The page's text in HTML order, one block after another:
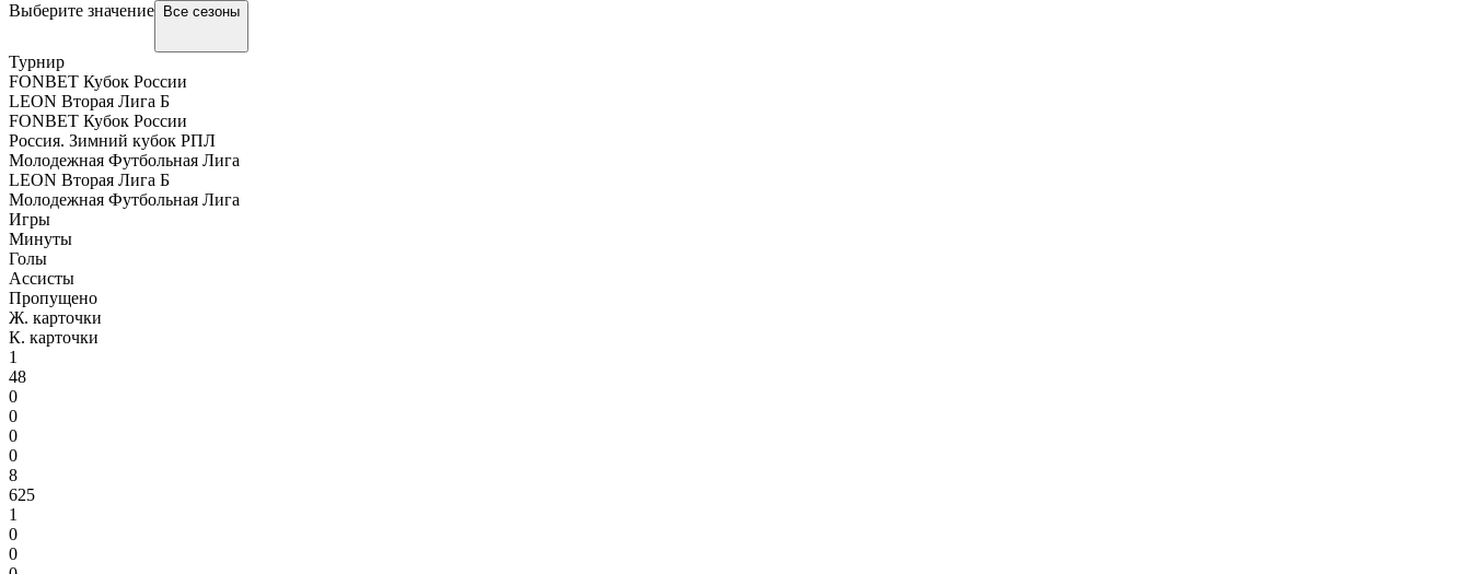
Выберите значение
Все сезоны
Турнир
FONBET Кубок России
LEON Вторая Лига Б
FONBET Кубок России
Россия. Зимний кубок РПЛ
Молодежная Футбольная Лига
LEON Вторая Лига Б
Молодежная Футбольная Лига
Игры
Минуты
Голы
Ассисты
Пропущено
Ж. карточки
К. карточки
1
48
0
0
0
0
8
625
1
0
0